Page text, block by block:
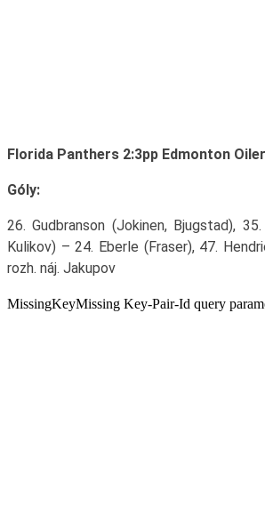
Florida Panthers 2:3pp Edmonton
Góly:
26. Gudbranson (Jokinen, Bjugstad),
Kulikov) – 24. Eberle (Fraser), 47.
rozh. náj. Jakupov